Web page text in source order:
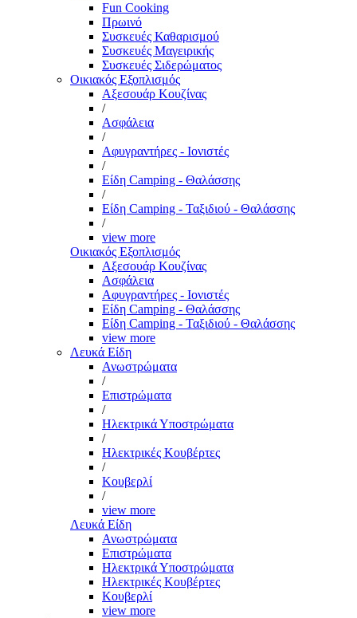
Fun Cooking
Πρωινό
Συσκευές Καθαρισμού
Συσκευές Μαγειρικής
Συσκευές Σιδερώματος
Οικιακός Εξοπλισμός
Αξεσουάρ Κουζίνας
/
Ασφάλεια
/
Αφυγραντήρες - Ιονιστές
/
Είδη Camping - Θαλάσσης
/
Είδη Camping - Ταξιδιού - Θαλάσσης
/
view more
Οικιακός Εξοπλισμός
Αξεσουάρ Κουζίνας
Ασφάλεια
Αφυγραντήρες - Ιονιστές
Είδη Camping - Θαλάσσης
Είδη Camping - Ταξιδιού - Θαλάσσης
view more
Λευκά Είδη
Ανωστρώματα
/
Επιστρώματα
/
Ηλεκτρικά Υποστρώματα
/
Ηλεκτρικές Κουβέρτες
/
Κουβερλί
/
view more
Λευκά Είδη
Ανωστρώματα
Επιστρώματα
Ηλεκτρικά Υποστρώματα
Ηλεκτρικές Κουβέρτες
Κουβερλί
view more